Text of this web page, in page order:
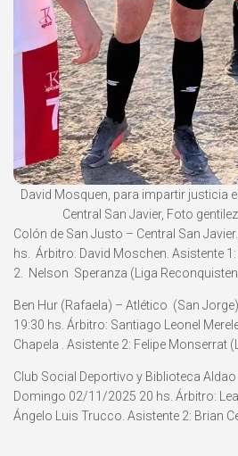
David Mosquen, para impartir justicia
Central San Javier, Foto
Colón de San Justo – Central San
hs. Árbitro: David Moschen. Asistente
2. Nelson Speranza (Liga
Ben Hur (Rafaela) – Atlético (San
19:30 hs. Árbitro: Santiago Leonel
Chapela . Asistente 2: Felipe Monserrat
Club Social Deportivo y Biblioteca
Domingo 02/11/2025 20 hs. Árbitro:
Ángelo Luis Trucco. Asistente 2: Brian